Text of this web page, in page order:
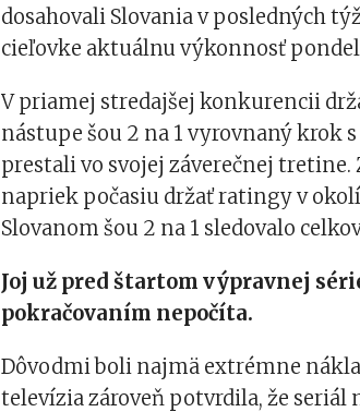
dosahovali Slovania v posledných
cieľovke aktuálnu výkonnosť
V priamej stredajšej konkurencii
nástupe šou 2 na 1 vyrovnaný krok
prestali vo svojej záverečnej tretine.
napriek počasiu držať ratingy v
Slovanom šou 2 na 1 sledovalo
Joj už pred štartom výpravnej
pokračovaním nepočíta.
Dôvodmi boli najmä extrémne
televízia zároveň potvrdila, že seriál